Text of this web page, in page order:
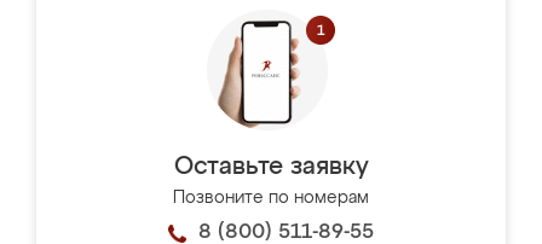
Оставьте заявку
Позвоните по номерам
8 (800) 511-89-55